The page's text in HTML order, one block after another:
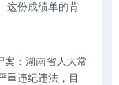
这份成绩单的背
案：湖南省人大常
重违纪违法，目